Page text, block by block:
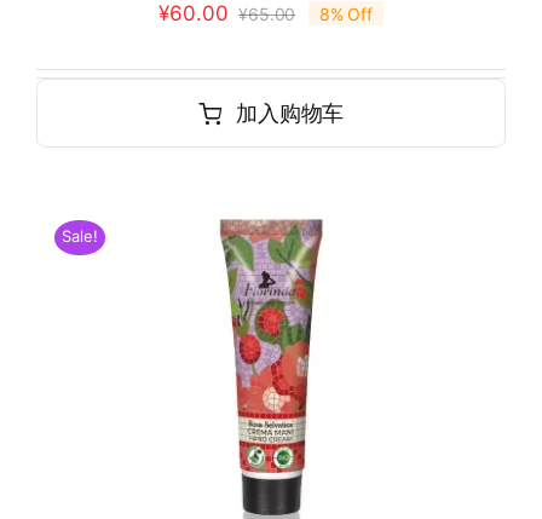
¥65.00
¥60.00 8% Off
加入购物车
Sale!